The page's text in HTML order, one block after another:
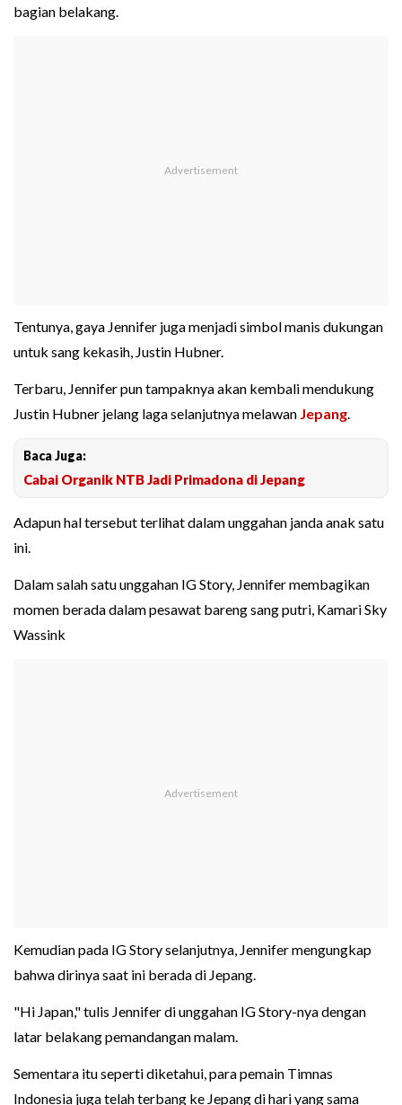
bagian belakang.
Tentunya, gaya Jennifer juga menjadi simbol manis dukungan
untuk sang kekasih, Justin Hubner.
Terbaru, Jennifer pun tampaknya akan kembali mendukung
Justin Hubner jelang laga selanjutnya melawan Jepang.
Baca Juga:
Cabai Organik NTB Jadi Primadona di Jepang
Adapun hal tersebut terlihat dalam unggahan janda anak satu
ini.
Dalam salah satu unggahan IG Story, Jennifer membagikan
momen berada dalam pesawat bareng sang putri, Kamari Sky
Wassink
Kemudian pada IG Story selanjutnya, Jennifer mengungkap
bahwa dirinya saat ini berada di Jepang.
"Hi Japan," tulis Jennifer di unggahan IG Story-nya dengan
latar belakang pemandangan malam.
Sementara itu seperti diketahui, para pemain Timnas
Indonesia juga telah terbang ke Jepang di hari yang sama